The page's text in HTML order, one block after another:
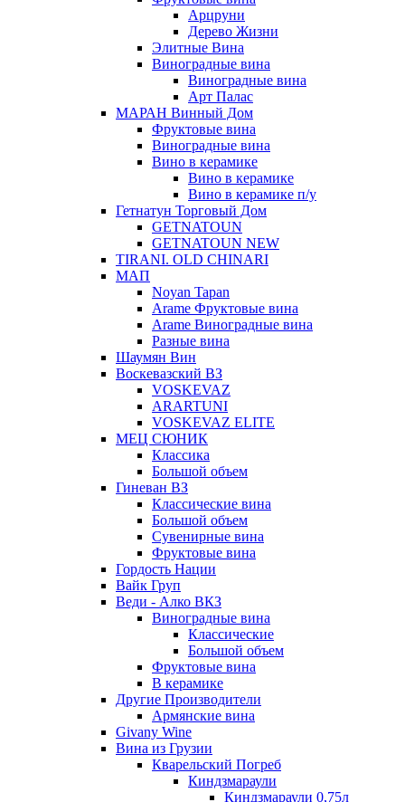
Арцруни
Дерево Жизни
Элитные Вина
Виноградные вина
Виноградные вина
Арт Палас
МАРАН Винный Дом
Фруктовые вина
Виноградные вина
Вино в керамике
Вино в керамике
Вино в керамике п/у
Гетнатун Торговый Дом
GETNATOUN
GETNATOUN NEW
TIRANI. OLD CHINARI
МАП
Noyan Tapan
Arame Фруктовые вина
Arame Виноградные вина
Разные вина
Шаумян Вин
Воскевазский ВЗ
VOSKEVAZ
ARARTUNI
VOSKEVAZ ELITE
МЕЦ СЮНИК
Классика
Большой объем
Гиневан ВЗ
Классические вина
Большой объем
Сувенирные вина
Фруктовые вина
Гордость Нации
Вайк Груп
Веди - Алко ВКЗ
Виноградные вина
Классические
Большой объем
Фруктовые вина
В керамике
Другие Производители
Армянские вина
Givany Wine
Вина из Грузии
Кварельский Погреб
Киндзмараули
Киндзмараули 0,75л